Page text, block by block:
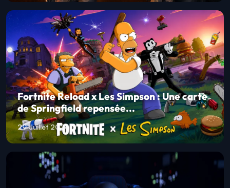
Fortnite Reload x Les Simpson : Une carte
de Springfield repensée...
29 Juillet 2026